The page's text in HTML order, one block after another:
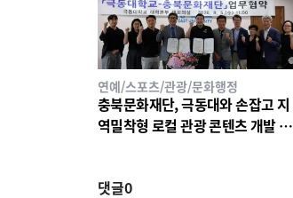
연예/스포츠/관광/문화행정
충북문화재단, 극동대와 손잡고 지
역밀착형 로컬 관광 콘텐츠 개발 나
댓글0